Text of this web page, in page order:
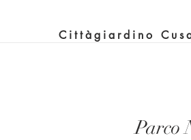
Cittàgiardino
Parco